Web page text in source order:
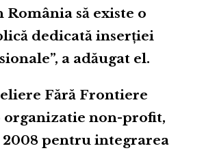
să existe o
dedicată inserției
a adăugat el.
Fără Frontiere
organizatie non-profit,
pentru integrarea